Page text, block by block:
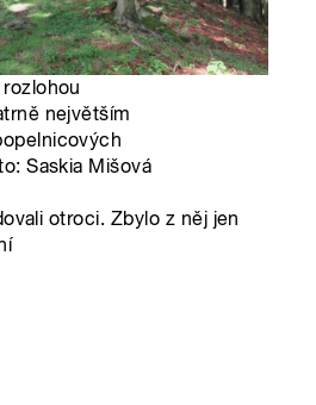
největším
Saskia Mišová
otroci. Zbylo z něj jen